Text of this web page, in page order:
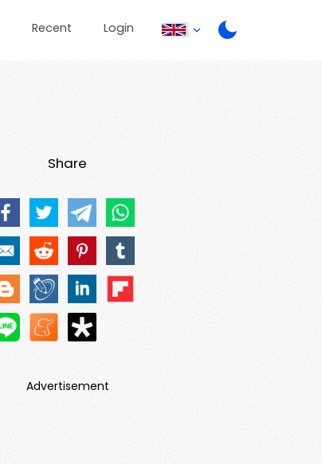
Recent Login
Share
Advertisement